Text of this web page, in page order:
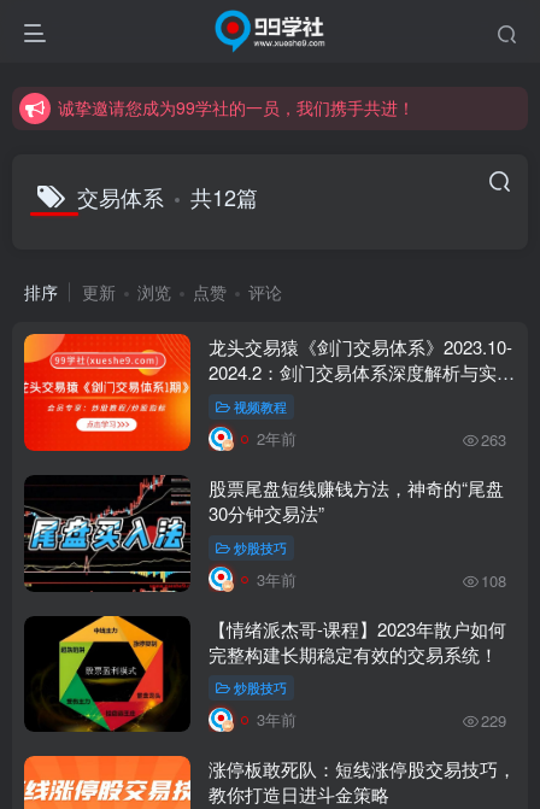
诚挚邀请您成为99学社的一员，我们携手共进！
诚挚邀请您成为99学社的一员，我们携手共进！
交易体系 共12篇
排序 更新 浏览 点赞 评论
龙头交易猿《剑门交易体系》2023.10-
2024.2：剑门交易体系深度解析与实战
技巧视频教程
2年前 263
股票尾盘短线赚钱方法，神奇的“尾盘
30分钟交易法”
炒股技巧
3年前 108
【情绪派杰哥-课程】2023年散户如何
完整构建长期稳定有效的交易系统！
炒股技巧
3年前 229
涨停板敢死队：短线涨停股交易技巧，
教你打造日进斗金策略